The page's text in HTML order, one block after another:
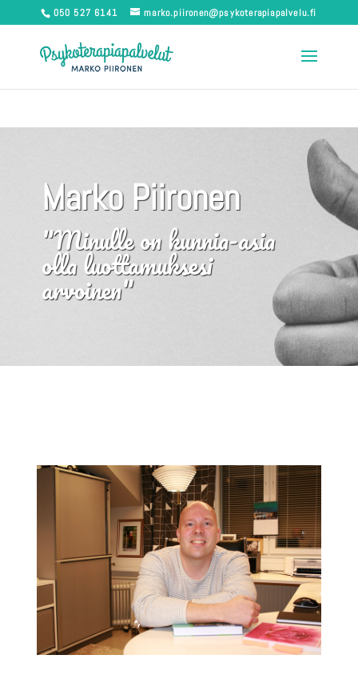
050 527 6141 marko.piironen@psykoterapiapalvelu.fi
Marko Piironen
"Minulle on kunnia-asia
olla luottamuksesi
arvoinen"